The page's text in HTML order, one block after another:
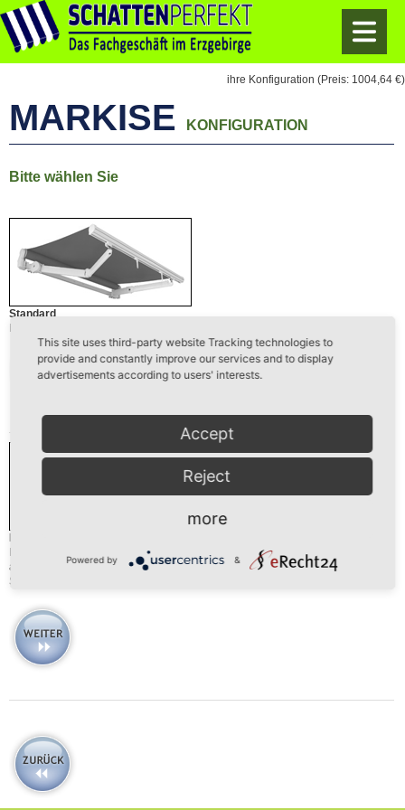
ihre Konfiguration (Preis: 1004,64 €)
MARKISE KONFIGURATION
Bitte wählen Sie
Standard
Baugleich wie EUROPE 2060, jedoch sind die Gelenkarme untereinender
angeordnet, dadurch ist ein größerer Ausfall als Breite möglich. Markise ohne
Schutzdach.
This site uses third-party website Tracking technologies to
provide and constantly improve our services and to display
advertisements according to users' interests.
Accept
Reject
more
Powered by &